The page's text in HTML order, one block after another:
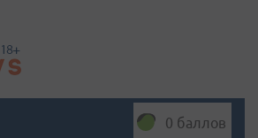
0 баллов